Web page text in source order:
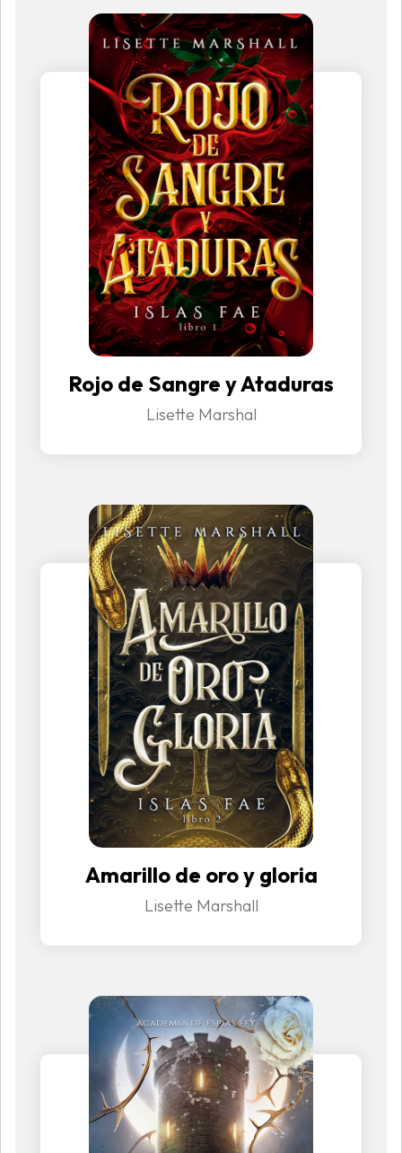
Rojo de Sangre y Ataduras
Lisette Marshal
Amarillo de oro y gloria
Lisette Marshall